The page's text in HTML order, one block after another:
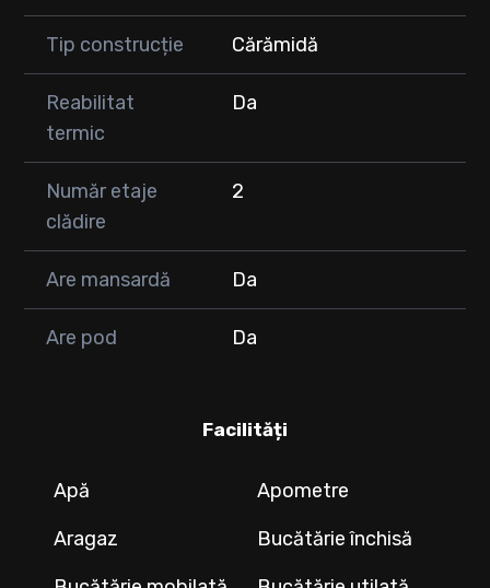
Tip construcție Cărămidă
Reabilitat
termic
Da
Număr etaje
clădire
2
Are mansardă Da
Are pod Da
Facilități
Apă
Apometre
Aragaz
Bucătărie închisă